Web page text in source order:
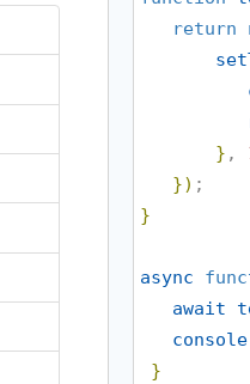
return
} ,
})
}
async
await
console
}